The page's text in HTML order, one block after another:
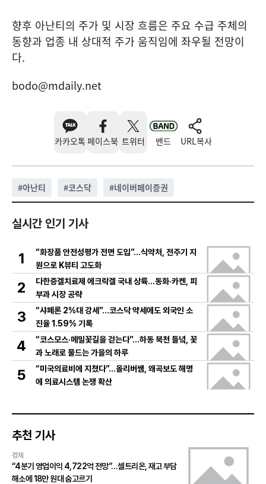
향후 아난티의 주가 및 시장 흐름은 주요 수급 주체의
동향과 업종 내 상대적 주가 움직임에 좌우될 전망이
다.
bodo@mdaily.net
카카오톡 페이스북 트위터 밴드 URL복사
#아난티 #코스닥 #네이버페이증권
실시간 인기 기사
1
“화장품 안전성평가 전면 도입”…식약처, 전주기 지
원으로 K뷰티 고도화
2
다한증겔치료제 에크락겔 국내 상륙…동화·카켄, 피
부과 시장 공략
3
“샤페론 2%대 강세”…코스닥 약세에도 외국인 소
진율 1.59% 기록
4
“코스모스·메밀꽃길을 걷는다”…하동 북천 들녘, 꽃
과 노래로 물드는 가을의 하루
5
“미국의료비에 지쳤다”…올리버쌤, 왜곡보도 해명
에 의료시스템 논쟁 확산
추천 기사
경제
“4분기 영업이익 4,722억 전망”…셀트리온, 재고 부담
해소에 18만 원대 숨고르기